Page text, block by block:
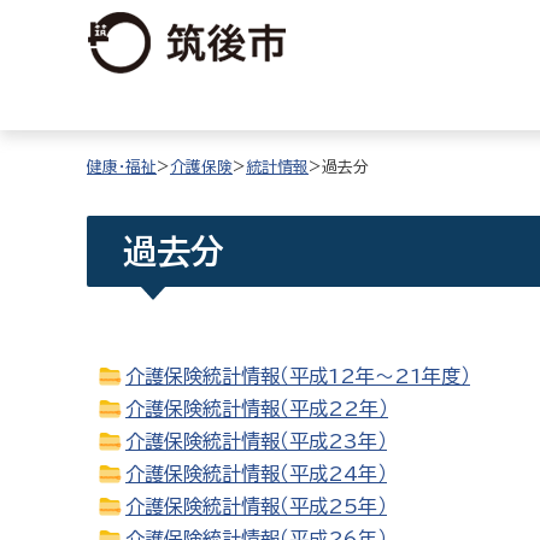
健康・福祉>介護保険>統計情報>過去分
過去分
介護保険統計情報（平成12年〜21年度）
介護保険統計情報（平成22年）
介護保険統計情報（平成23年）
介護保険統計情報（平成24年）
介護保険統計情報（平成25年）